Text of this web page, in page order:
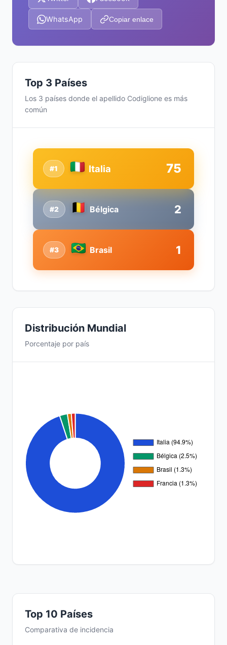
WhatsApp Copiar enlace
Top 3 Países
Los 3 países donde el apellido Codiglione es más
común
#2 Bélgica 2
#1 Italia 75
#3 Brasil 1
Distribución Mundial
Porcentaje por país
Top 10 Países
Comparativa de incidencia